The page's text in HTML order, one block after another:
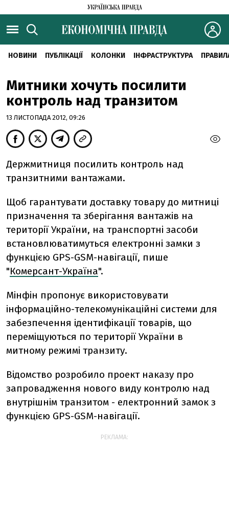
НОВИНИ ПУБЛІКАЦІЇ КОЛОНКИ ІНФРАСТРУКТУРА
Митники хочуть посилити
контроль над транзитом
13 ЛИСТОПАДА 2012, 09:26
Держмитниця посилить контроль над
транзитними вантажами.
Щоб гарантувати доставку товару до митниці
призначення та зберігання вантажів на
території України, на транспортні засоби
встановлюватимуться електронні замки з
функцією GPS-GSM-навігації, пише
"Комерсант-Україна".
Мінфін пропонує використовувати
інформаційно-телекомунікаційні системи для
забезпечення ідентифікації товарів, що
переміщуються по території України в
митному режимі транзиту.
Відомство розробило проект наказу про
запровадження нового виду контролю над
внутрішнім транзитом - електронний замок з
функцією GPS-GSM-навігації.
РЕКЛАМА: